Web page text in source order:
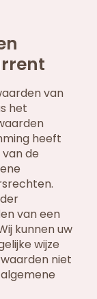
van
het
heeft
de
van een
kunnen uw
wijze
niet